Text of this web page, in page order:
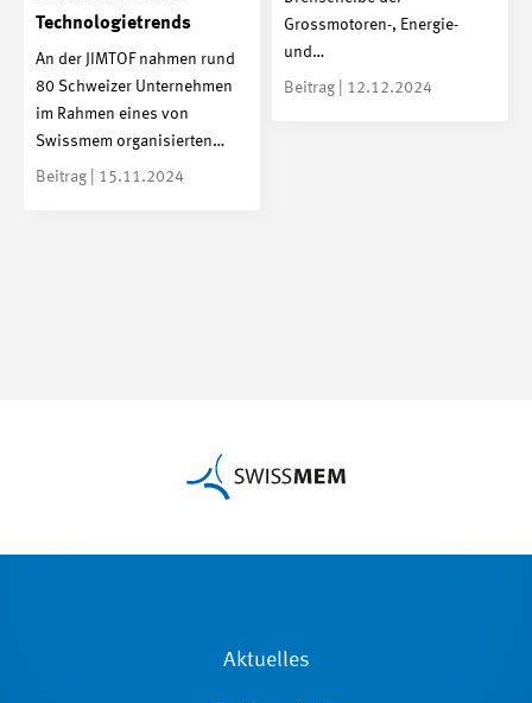
Grossmotoren-, Energie-
und…
Beitrag | 12.12.2024
Technologietrends
An der JIMTOF nahmen rund
80 Schweizer Unternehmen
im Rahmen eines von
Swissmem organisierten…
Beitrag | 15.11.2024
Aktuelles